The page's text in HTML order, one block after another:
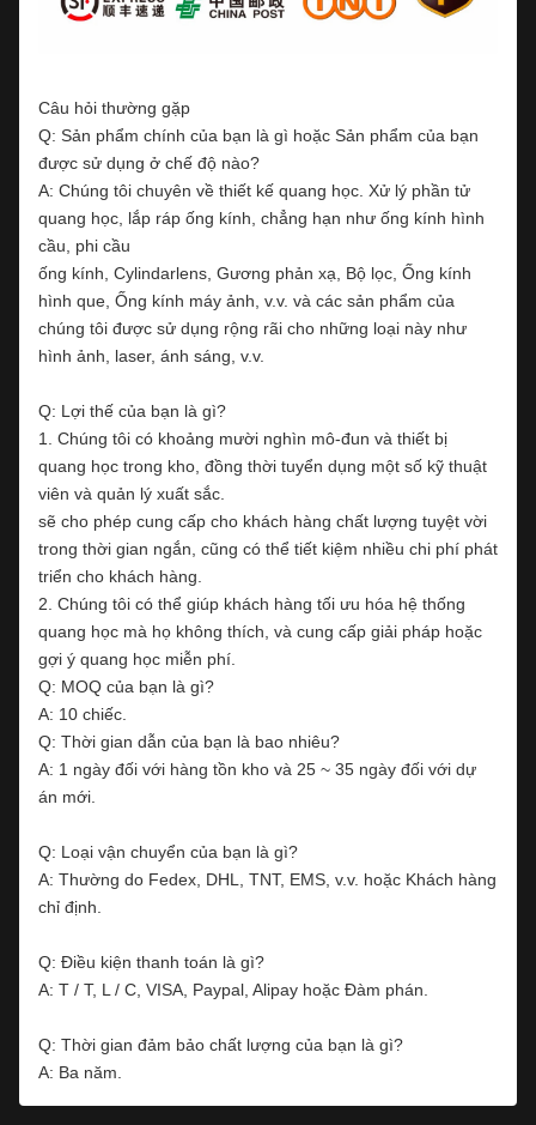
Câu hỏi thường gặp
Q: Sản phẩm chính của bạn là gì hoặc Sản phẩm của bạn
được sử dụng ở chế độ nào?
A: Chúng tôi chuyên về thiết kế quang học. Xử lý phần tử
quang học, lắp ráp ống kính, chẳng hạn như ống kính hình
cầu, phi cầu
ống kính, Cylindarlens, Gương phản xạ, Bộ lọc, Ống kính
hình que, Ống kính máy ảnh, v.v. và các sản phẩm của
chúng tôi được sử dụng rộng rãi cho những loại này như
hình ảnh, laser, ánh sáng, v.v.
Q: Lợi thế của bạn là gì?
1. Chúng tôi có khoảng mười nghìn mô-đun và thiết bị
quang học trong kho, đồng thời tuyển dụng một số kỹ thuật
viên và quản lý xuất sắc.
sẽ cho phép cung cấp cho khách hàng chất lượng tuyệt vời
trong thời gian ngắn, cũng có thể tiết kiệm nhiều chi phí phát
triển cho khách hàng.
2. Chúng tôi có thể giúp khách hàng tối ưu hóa hệ thống
quang học mà họ không thích, và cung cấp giải pháp hoặc
gợi ý quang học miễn phí.
Q: MOQ của bạn là gì?
A: 10 chiếc.
Q: Thời gian dẫn của bạn là bao nhiêu?
A: 1 ngày đối với hàng tồn kho và 25 ~ 35 ngày đối với dự
án mới.
Q: Loại vận chuyển của bạn là gì?
A: Thường do Fedex, DHL, TNT, EMS, v.v. hoặc Khách hàng
chỉ định.
Q: Điều kiện thanh toán là gì?
A: T / T, L / C, VISA, Paypal, Alipay hoặc Đàm phán.
Q: Thời gian đảm bảo chất lượng của bạn là gì?
A: Ba năm.